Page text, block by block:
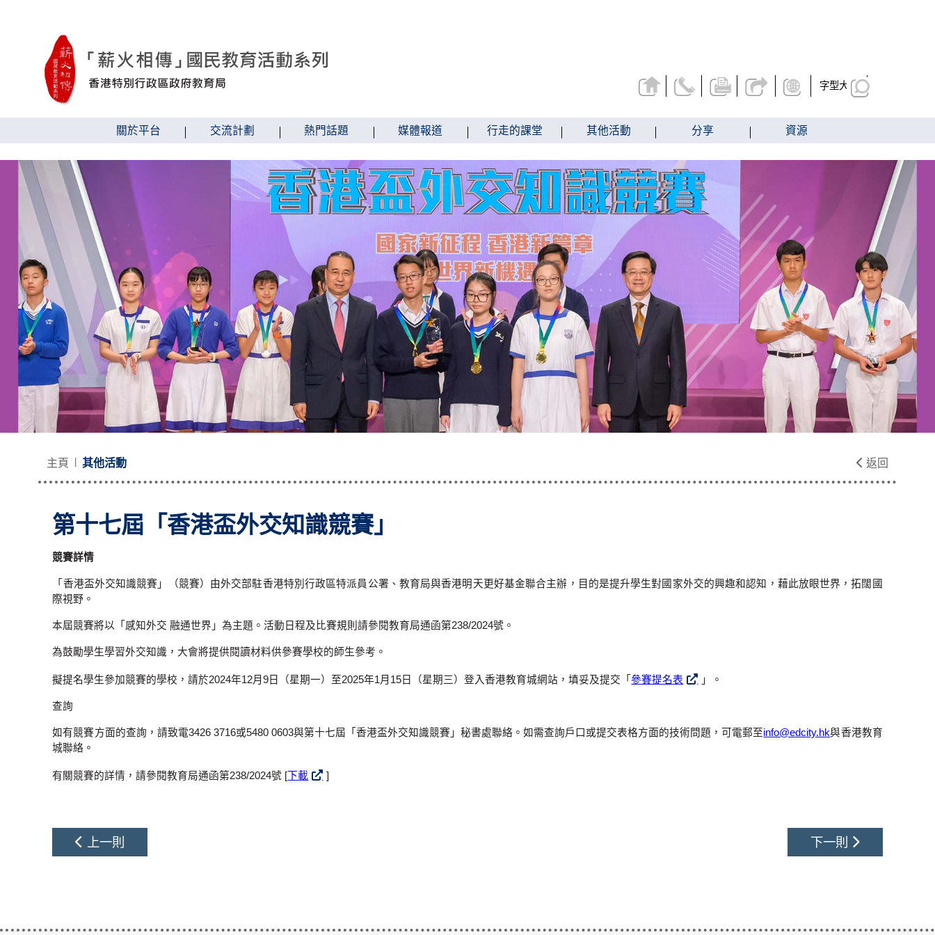
字型大小
關於平台 交流計劃 熱門話題 媒體報道 行走的課堂 其他活動 分享 資源
主頁 其他活動 返回
第十七屆「香港盃外交知識競賽」
競賽詳情
「香港盃外交知識競賽」（競賽）由外交部駐香港特別行政區特派員公署、教育局與香港明天更好基金聯合主辦，目的是提升學生對國家外交的興趣和認知，藉此放眼世界，拓闊國
際視野。
本屆競賽將以「感知外交 融通世界」為主題。活動日程及比賽規則請參閱教育局通函第238/2024號。
為鼓勵學生學習外交知識，大會將提供閱讀材料供參賽學校的師生參考。
擬提名學生參加競賽的學校，請於2024年12月9日（星期一）至2025年1月15日（星期三）登入香港教育城網站，填妥及提交「參賽提名表 」。
查詢
如有競賽方面的查詢，請致電3426 3716或5480 0603與第十七屆「香港盃外交知識競賽」秘書處聯絡。如需查詢戶口或提交表格方面的技術問題，可電郵至info@edcity.hk與香港教育
城聯絡。
有關競賽的詳情，請參閱教育局通函第238/2024號 [下載 ]
上一則 下一則